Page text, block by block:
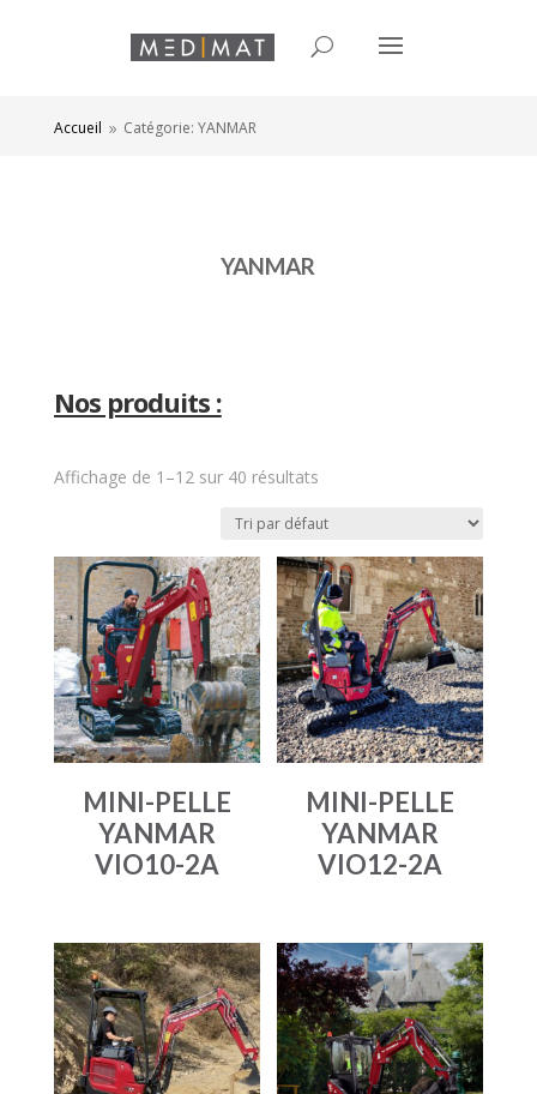
Accueil 9 Catégorie: YANMAR
YANMAR
Nos produits :
Affichage de 1–12 sur 40 résultats
MINI-PELLE
YANMAR
VIO10-2A
MINI-PELLE
YANMAR
VIO12-2A